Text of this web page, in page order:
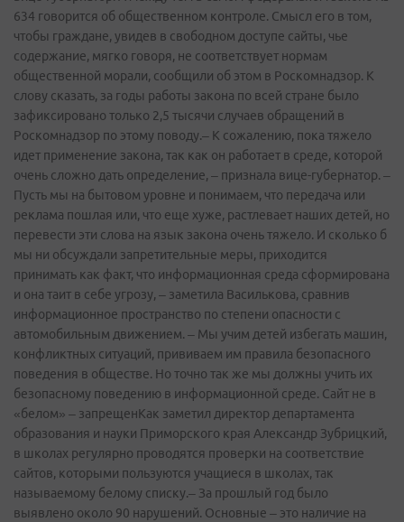
634 говорится об общественном контроле. Смысл его в том,
чтобы граждане, увидев в свободном доступе сайты, чье
содержание, мягко говоря, не соответствует нормам
общественной морали, сообщили об этом в Роскомнадзор. К
слову сказать, за годы работы закона по всей стране было
зафиксировано только 2,5 тысячи случаев обращений в
Роскомнадзор по этому поводу.– К сожалению, пока тяжело
идет применение закона, так как он работает в среде, которой
очень сложно дать определение, – признала вице-губернатор. –
Пусть мы на бытовом уровне и понимаем, что передача или
реклама пошлая или, что еще хуже, растлевает наших детей, но
перевести эти слова на язык закона очень тяжело. И сколько б
мы ни обсуждали запретительные меры, приходится
принимать как факт, что информационная среда сформирована
и она таит в себе угрозу, – заметила Василькова, сравнив
информационное пространство по степени опасности с
автомобильным движением. – Мы учим детей избегать машин,
конфликтных ситуаций, прививаем им правила безопасного
поведения в обществе. Но точно так же мы должны учить их
безопасному поведению в информационной среде. Сайт не в
«белом» – запрещенКак заметил директор департамента
образования и науки Приморского края Александр Зубрицкий,
в школах регулярно проводятся проверки на соответствие
сайтов, которыми пользуются учащиеся в школах, так
называемому белому списку.– За прошлый год было
выявлено около 90 нарушений. Основные – это наличие на